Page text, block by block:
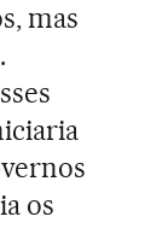
mas
os